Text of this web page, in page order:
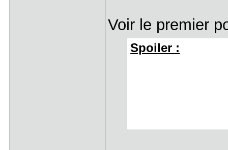
Voir le premier
Spoiler :